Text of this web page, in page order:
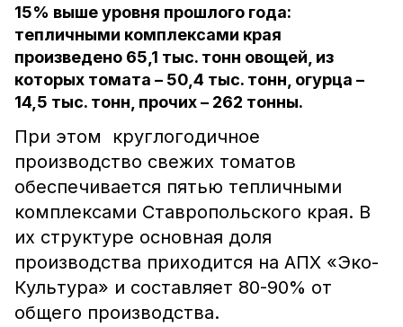
15% выше уровня прошлого года:
тепличными комплексами края
произведено 65,1 тыс. тонн овощей, из
которых томата – 50,4 тыс. тонн, огурца –
14,5 тыс. тонн, прочих – 262 тонны.
При этом круглогодичное
производство свежих томатов
обеспечивается пятью тепличными
комплексами Ставропольского края. В
их структуре основная доля
производства приходится на АПХ «Эко-
Культура» и составляет 80-90% от
общего производства.